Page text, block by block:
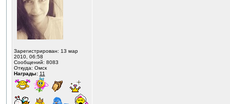
Зарегистрирован: 13 мар
2010, 06:58
Сообщений: 8083
Откуда: Омск
Награды: 11